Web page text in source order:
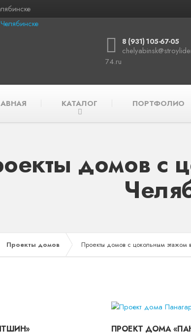
8 (931) 105-67-05
74.ru
КАТАЛОГ ПОРТФОЛИО
домов с
Проекты домов Проекты домов с цокольным этажом
ПРОЕКТ ДОМА